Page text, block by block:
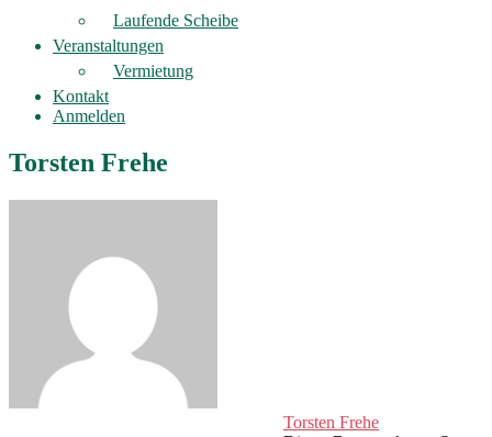
Laufende Scheibe
Veranstaltungen
Vermietung
Kontakt
Anmelden
Torsten Frehe
Torsten Frehe